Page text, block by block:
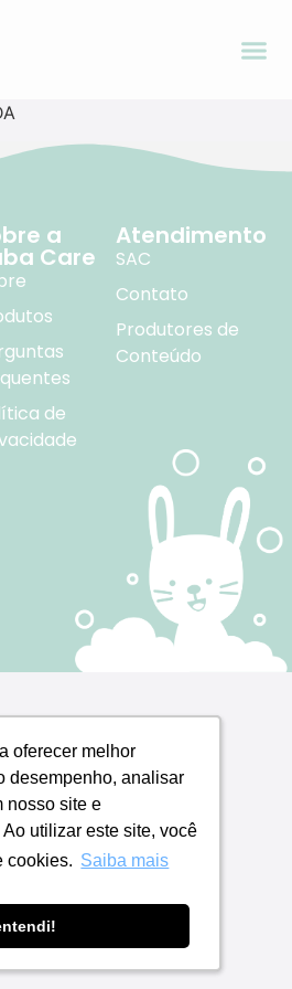
oferecer melhor
desempenho, analisar
nosso site e
utilizar este site, você
cookies. Saiba mais
oferecer melhor
desempenho, analisar
nosso site e
utilizar este site, você
cookies. Saiba mais
a
Care
de
Atendimento
SAC
Contato
Produtores de
Conteúdo